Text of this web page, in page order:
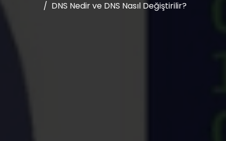
DNS Nedir ve DNS Nasıl Değiştirilir?